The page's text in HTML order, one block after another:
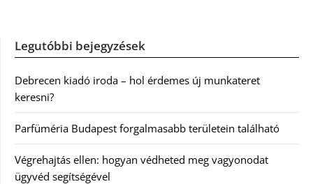
Legutóbbi bejegyzések
Debrecen kiadó iroda – hol érdemes új munkateret
keresni?
Parfüméria Budapest forgalmasabb területein található
Végrehajtás ellen: hogyan védheted meg vagyonodat
ügyvéd segítségével